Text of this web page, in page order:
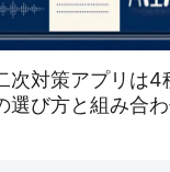
次対策アプリは4
選び方と組み合